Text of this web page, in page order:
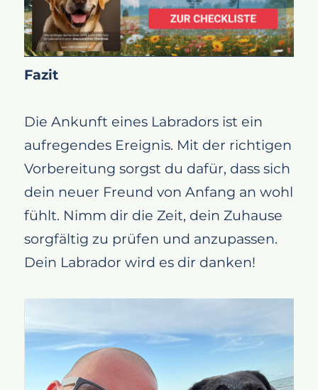
Fazit
Die Ankunft eines Labradors ist ein
aufregendes Ereignis. Mit der richtigen
Vorbereitung sorgst du dafür, dass sich
dein neuer Freund von Anfang an wohl
fühlt. Nimm dir die Zeit, dein Zuhause
sorgfältig zu prüfen und anzupassen.
Dein Labrador wird es dir danken!